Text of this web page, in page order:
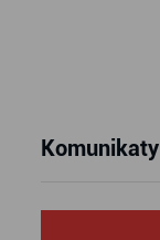
Komunikaty